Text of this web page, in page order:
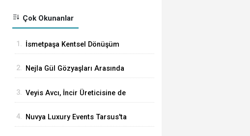
Çok Okunanlar
1. İsmetpaşa Kentsel Dönüşüm
2. Nejla Gül Gözyaşları Arasında
3. Veyis Avcı, İncir Üreticisine de
4. Nuvya Luxury Events Tarsus'ta